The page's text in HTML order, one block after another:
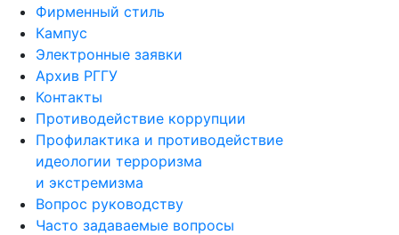
Фирменный стиль
Кампус
Электронные заявки
Архив РГГУ
Контакты
Противодействие коррупции
Профилактика и противодействие
идеологии терроризма
и экстремизма
Вопрос руководству
Часто задаваемые вопросы